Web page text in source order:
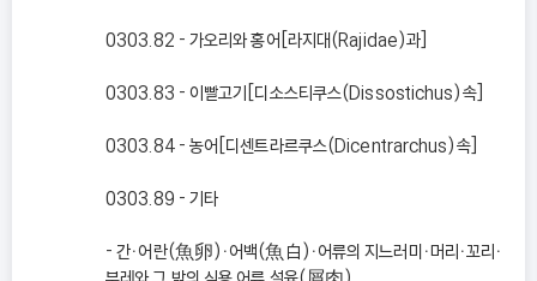
0303.82 - 가오리와 홍어[라지대(Rajidae)과]
0303.83 - 이빨고기[디소스티쿠스(Dissostichus)속]
0303.84 - 농어[디센트라르쿠스(Dicentrarchus)속]
0303.89 - 기타
- 간ㆍ어란(魚卵)ㆍ어백(魚白)ㆍ어류의 지느러미ㆍ머리ㆍ꼬리ㆍ